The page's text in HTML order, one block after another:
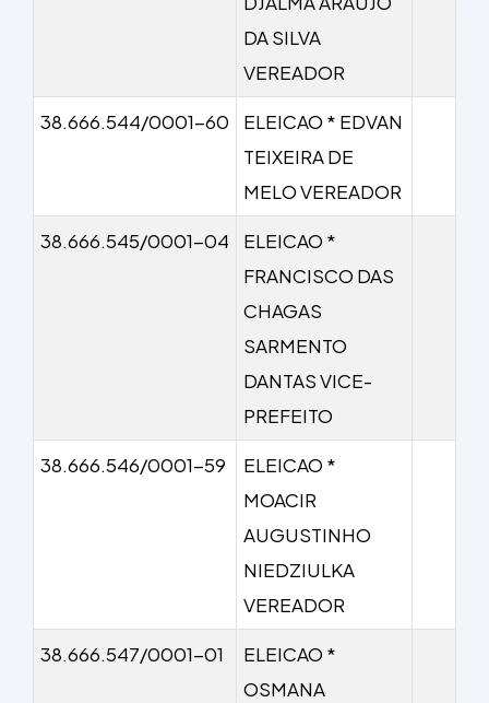
DA SILVA
VEREADOR
38.666.544/0001-60
ELEICAO * EDVAN
TEIXEIRA DE
MELO VEREADOR
38.666.545/0001-04
ELEICAO *
FRANCISCO DAS
CHAGAS
SARMENTO
DANTAS VICE-
PREFEITO
38.666.546/0001-59
ELEICAO *
MOACIR
AUGUSTINHO
NIEDZIULKA
VEREADOR
38.666.547/0001-01
ELEICAO *
OSMANA